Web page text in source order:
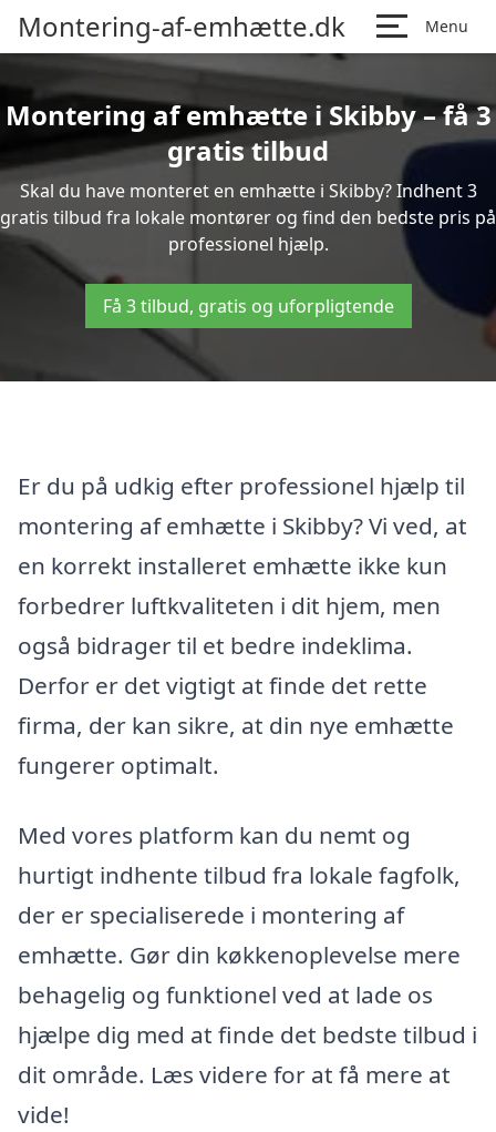
Montering-af-emhætte.dk Menu
Montering af emhætte i Skibby – få 3
gratis tilbud
Skal du have monteret en emhætte i Skibby? Indhent 3
gratis tilbud fra lokale montører og find den bedste pris på
professionel hjælp.
Få 3 tilbud, gratis og uforpligtende
Er du på udkig efter professionel hjælp til
montering af emhætte i Skibby? Vi ved, at
en korrekt installeret emhætte ikke kun
forbedrer luftkvaliteten i dit hjem, men
også bidrager til et bedre indeklima.
Derfor er det vigtigt at finde det rette
firma, der kan sikre, at din nye emhætte
fungerer optimalt.
Med vores platform kan du nemt og
hurtigt indhente tilbud fra lokale fagfolk,
der er specialiserede i montering af
emhætte. Gør din køkkenoplevelse mere
behagelig og funktionel ved at lade os
hjælpe dig med at finde det bedste tilbud i
dit område. Læs videre for at få mere at
vide!